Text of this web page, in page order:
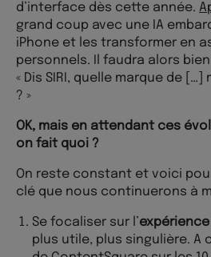
d’interface dès cette année.
grand coup avec une IA
iPhone et les transformer en
personnels. Il faudra alors
« Dis SIRI, quelle marque de
? »
OK, mais en attendant ces
on fait quoi ?
On reste constant et voici
clé que nous continuerons à
Se focaliser sur l’
plus utile, plus singulière. A